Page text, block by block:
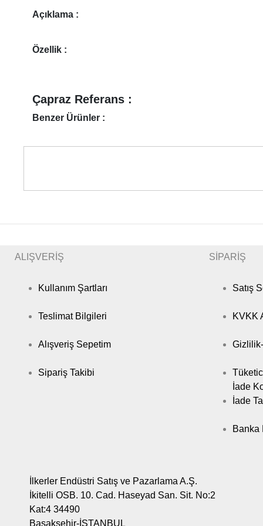
Açıklama :
Özellik :
Çapraz Referans :
Benzer Ürünler :
ALIŞVERİŞ
Kullanım Şartları
Teslimat Bilgileri
Alışveriş Sepetim
Sipariş Takibi
SİPARİŞ
Satış
KVKK
İade
İade
Banka
İlkerler Endüstri Satış ve Pazarlama A.Ş.
İkitelli OSB. 10. Cad. Haseyad San. Sit. No:2
Kat:4 34490
Başakşehir-İSTANBUL